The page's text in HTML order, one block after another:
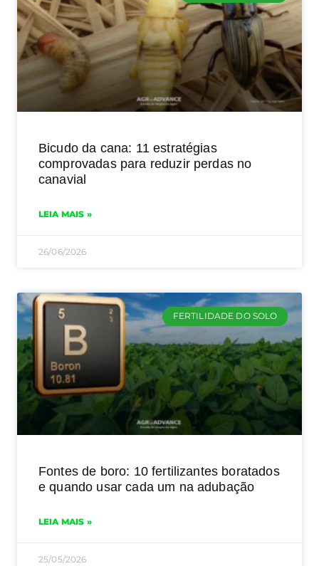
Bicudo da cana: 11 estratégias
comprovadas para reduzir perdas no
canavial
LEIA MAIS »
26/06/2026
FERTILIDADE DO SOLO
Fontes de boro: 10 fertilizantes boratados
e quando usar cada um na adubação
LEIA MAIS »
25/05/2026